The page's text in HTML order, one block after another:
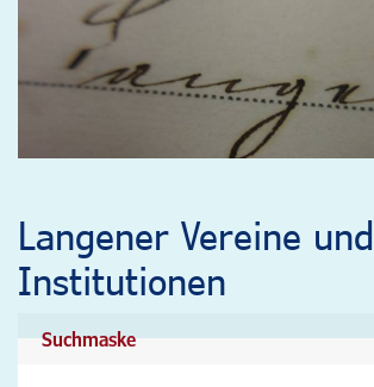
Langener Vereine und
Institutionen
Suchmaske